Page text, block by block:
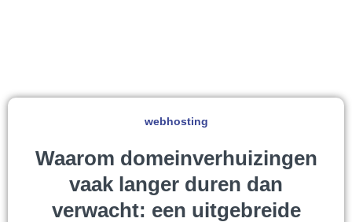
webhosting
Waarom domeinverhuizingen
vaak langer duren dan
verwacht: een uitgebreide